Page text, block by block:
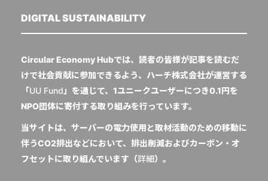
DIGITAL SUSTAINABILITY
Circular Economy Hubでは、読者の皆様が記事を読むだ
けで社会貢献に参加できるよう、ハーチ株式会社が運営する
「UU Fund」を通じて、1ユニークユーザーにつき0.1円を
NPO団体に寄付する取り組みを行っています。
当サイトは、サーバーの電力使用と取材活動のための移動に
伴うCO2排出などにおいて、排出削減およびカーボン・オ
フセットに取り組んでいます（詳細）。